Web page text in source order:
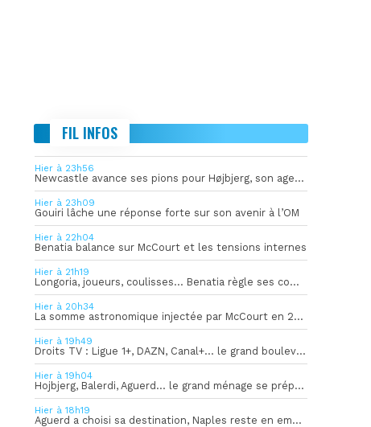
FIL INFOS
Hier à 23h56
Newcastle avance ses pions pour Højbjerg, son agent sort du silence
Hier à 23h09
Gouiri lâche une réponse forte sur son avenir à l’OM
Hier à 22h04
Benatia balance sur McCourt et les tensions internes
Hier à 21h19
Longoria, joueurs, coulisses… Benatia règle ses comptes !
Hier à 20h34
La somme astronomique injectée par McCourt en 2026 pour soutenir l’OM
Hier à 19h49
Droits TV : Ligue 1+, DAZN, Canal+… le grand bouleversement
Hier à 19h04
Hojbjerg, Balerdi, Aguerd… le grand ménage se prépare
Hier à 18h19
Aguerd a choisi sa destination, Naples reste en embuscade